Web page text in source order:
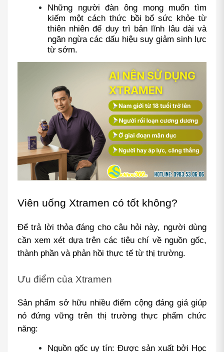
Những người đàn ông mong muốn tìm
kiếm một cách thức bồi bổ sức khỏe từ
thiên nhiên để duy trì bản lĩnh lâu dài và
ngăn ngừa các dấu hiệu suy giảm sinh lực
từ sớm.
Viên uống Xtramen có tốt không?
Để trả lời thỏa đáng cho câu hỏi này, người dùng
cần xem xét dựa trên các tiêu chí về nguồn gốc,
thành phần và phản hồi thực tế từ thị trường.
Ưu điểm của Xtramen
Sản phẩm sở hữu nhiều điểm cộng đáng giá giúp
nó đứng vững trên thị trường thực phẩm chức
năng:
Nguồn gốc uy tín: Được sản xuất bởi Học